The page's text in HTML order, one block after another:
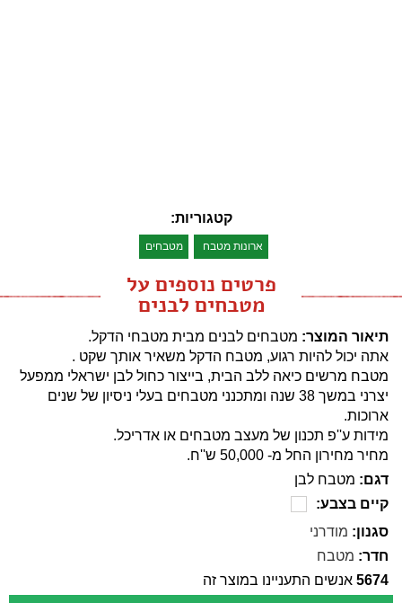
קטגוריות:
ארונות מטבח מטבחים
פרטים נוספים על
מטבחים לבנים
תיאור המוצר: מטבחים לבנים מבית מטבחי הדקל.
אתה יכול להיות רגוע, מטבח הדקל משאיר אותך שקט .
מטבח מרשים כיאה ללב הבית, בייצור כחול לבן ישראלי ממפעל
יצרני במשך 38 שנה ומתכנני מטבחים בעלי ניסיון של שנים
ארוכות.
מידות ע''פ תכנון של מעצב מטבחים או אדריכל.
מחיר מחירון החל מ- 50,000 ש''ח.
דגם: מטבח לבן
קיים בצבע:
סגנון: מודרני
חדר: מטבח
5674 אנשים התעניינו במוצר זה